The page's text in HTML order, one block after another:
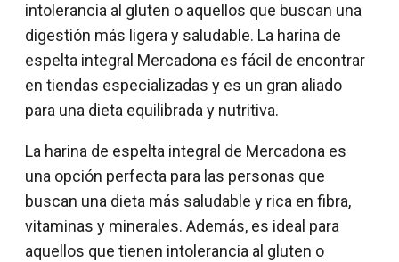
intolerancia al gluten o aquellos que buscan una
digestión más ligera y saludable. La harina de
espelta integral Mercadona es fácil de encontrar
en tiendas especializadas y es un gran aliado
para una dieta equilibrada y nutritiva.
La harina de espelta integral de Mercadona es
una opción perfecta para las personas que
buscan una dieta más saludable y rica en fibra,
vitaminas y minerales. Además, es ideal para
aquellos que tienen intolerancia al gluten o